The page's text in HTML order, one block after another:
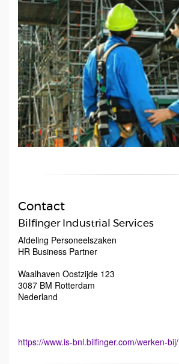
Contact
Bilfinger Industrial Services
Afdeling Personeelszaken
HR Business Partner
Waalhaven Oostzijde 123
3087 BM Rotterdam
Nederland
https://www.is-bnl.bilfinger.com/werken-bij/